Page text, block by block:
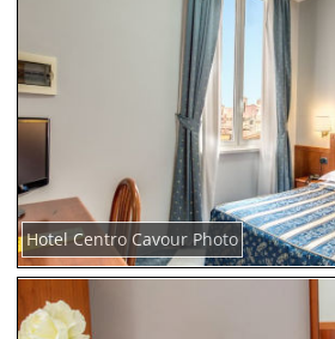
Hotel Centro Cavour Photo